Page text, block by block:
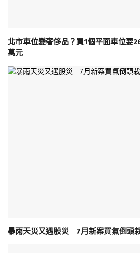
北市車位變奢侈品？買1個平面車位
萬元
暴雨天災又遇股災 7月新案買氣倒頭